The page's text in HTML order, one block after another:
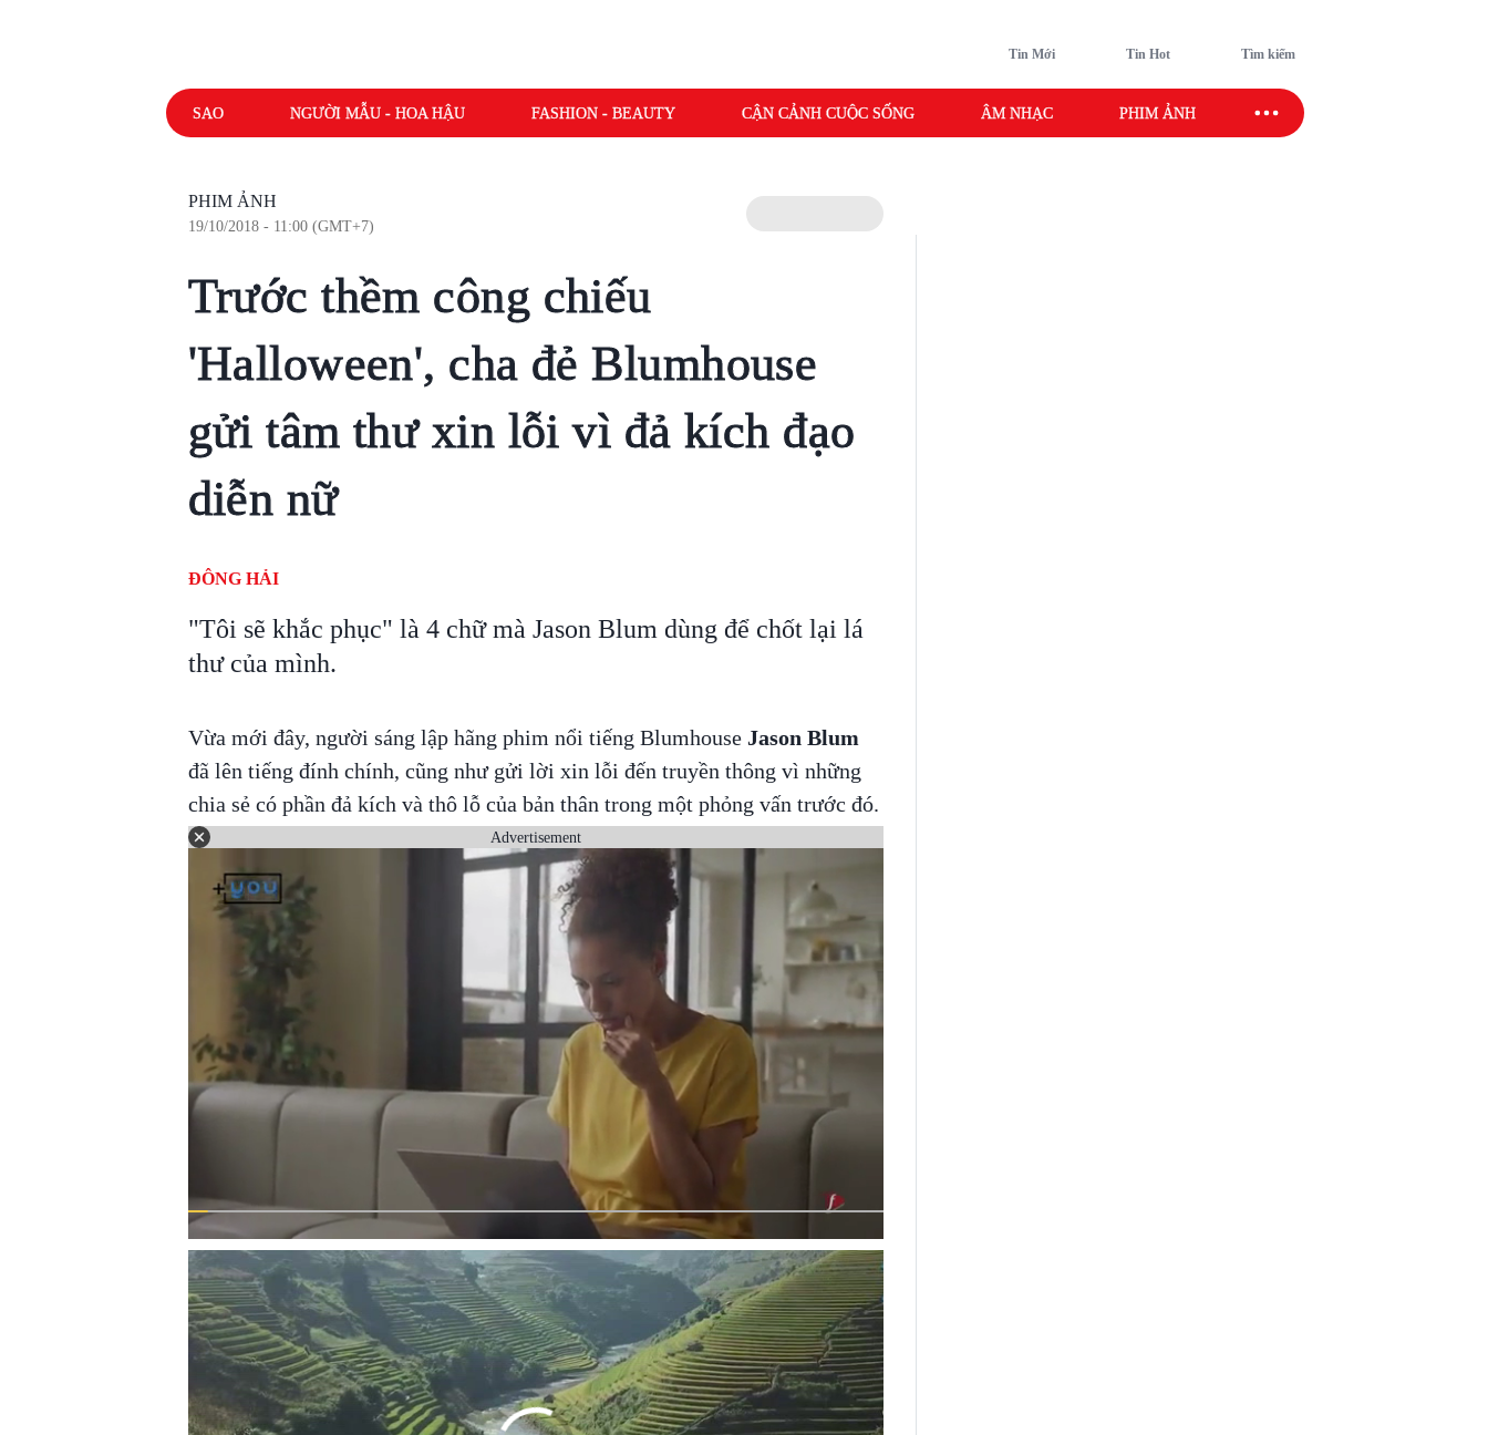
Tin Mới Tin Hot Tìm kiếm
SAO NGƯỜI MẪU - HOA HẬU FASHION - BEAUTY CẬN CẢNH CUỘC SỐNG ÂM NHẠC PHIM ẢNH SAO SPORT
PHIM ẢNH
19/10/2018 - 11:00 (GMT+7)
Trước thềm công chiếu
'Halloween', cha đẻ Blumhouse
gửi tâm thư xin lỗi vì đả kích đạo
diễn nữ
ĐÔNG HẢI
"Tôi sẽ khắc phục" là 4 chữ mà Jason Blum dùng để chốt lại lá
thư của mình.
Vừa mới đây, người sáng lập hãng phim nổi tiếng Blumhouse Jason Blum
đã lên tiếng đính chính, cũng như gửi lời xin lỗi đến truyền thông vì những
chia sẻ có phần đả kích và thô lỗ của bản thân trong một phỏng vấn trước đó.
Advertisement